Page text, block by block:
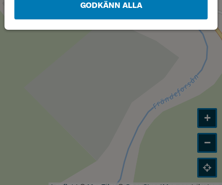
GODKÄNN ALLA
+
−